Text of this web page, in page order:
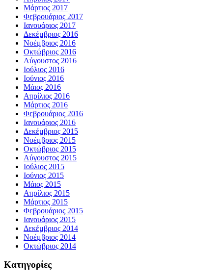
Μάρτιος 2017
Φεβρουάριος 2017
Ιανουάριος 2017
Δεκέμβριος 2016
Νοέμβριος 2016
Οκτώβριος 2016
Αύγουστος 2016
Ιούλιος 2016
Ιούνιος 2016
Μάιος 2016
Απρίλιος 2016
Μάρτιος 2016
Φεβρουάριος 2016
Ιανουάριος 2016
Δεκέμβριος 2015
Νοέμβριος 2015
Οκτώβριος 2015
Αύγουστος 2015
Ιούλιος 2015
Ιούνιος 2015
Μάιος 2015
Απρίλιος 2015
Μάρτιος 2015
Φεβρουάριος 2015
Ιανουάριος 2015
Δεκέμβριος 2014
Νοέμβριος 2014
Οκτώβριος 2014
Kατηγορίες